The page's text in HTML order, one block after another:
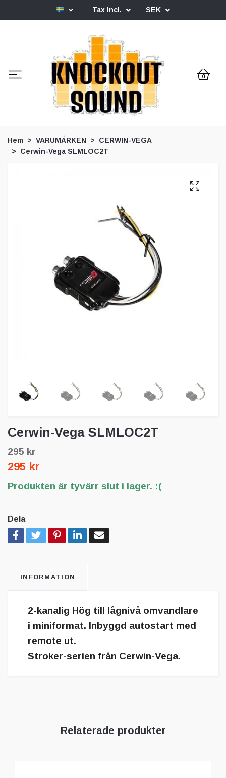
Tax Incl. SEK
0
Hem VARUMÄRKEN
CERWIN-VEGA
Cerwin-Vega SLMLOC2T
Cerwin-Vega SLMLOC2T
295 kr
295 kr
Produkten är tyvärr slut i lager. :(
Dela
INFORMATION
2-kanalig Hög till lågnivå omvandlare
i miniformat. Inbyggd autostart med
remote ut.
Stroker-serien från Cerwin-Vega.